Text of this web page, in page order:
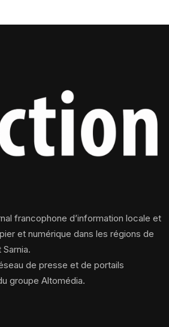
francophone d’information locale et
et numérique dans les régions de
de presse et de portails
groupe Altomédia.